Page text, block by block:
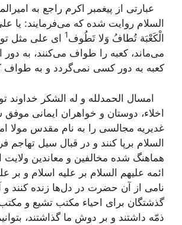
عبارتی از پیغمبر اكرم راجع به
السلام روایت شده كه می‌فرمایند: یا
الْكَعْبَة تُطافُ وَلا تَطُوف‌1
ای علی مثل تو
می‌ماند، كعبه را طواف می‌كنند، به دور
كعبه به دور كسی نمی‌گردد و به
امسال الحمدلله و له الشكر خداوند
اخلاء، دوستان و خواهران ایمانی موفق
غدیریه مجالسی را به نام مقدس مولا
السلام برپا كنند و در قبال سیل
هماهنگ شده مخالفین و معاندین ولایت
ائمه علیهم السلام بر علیه اسلام و بر
نامی از آن حضرت در دل‌ها زنده كنند و
گذشتگان برای احیاء مكتب تشیع و
ذمّه داشتند و بر دوش ما گذاشتند،